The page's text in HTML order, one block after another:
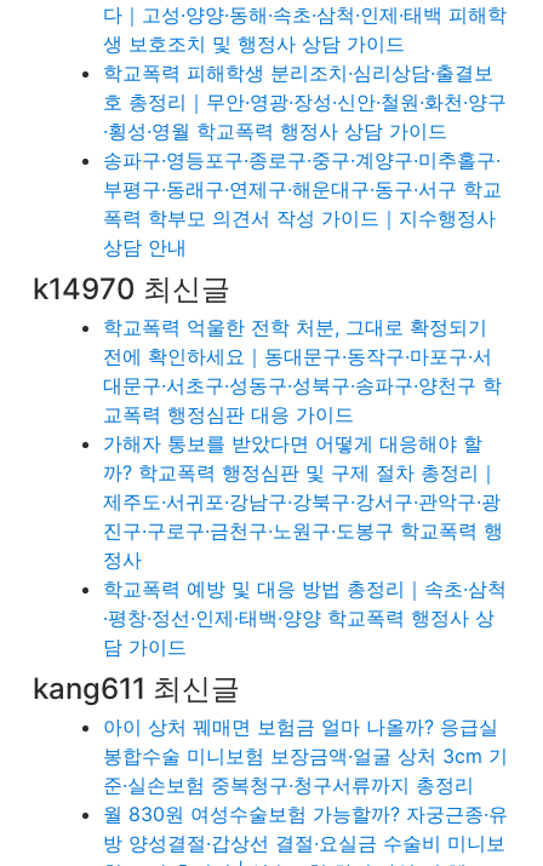
다｜고성·양양·동해·속초·삼척·인제·태백 피해학
생 보호조치 및 행정사 상담 가이드
학교폭력 피해학생 분리조치·심리상담·출결보
호 총정리｜무안·영광·장성·신안·철원·화천·양구
·횡성·영월 학교폭력 행정사 상담 가이드
송파구·영등포구·종로구·중구·계양구·미추홀구·
부평구·동래구·연제구·해운대구·동구·서구 학교
폭력 학부모 의견서 작성 가이드｜지수행정사
상담 안내
k14970 최신글
학교폭력 억울한 전학 처분, 그대로 확정되기
전에 확인하세요｜동대문구·동작구·마포구·서
대문구·서초구·성동구·성북구·송파구·양천구 학
교폭력 행정심판 대응 가이드
가해자 통보를 받았다면 어떻게 대응해야 할
까? 학교폭력 행정심판 및 구제 절차 총정리｜
제주도·서귀포·강남구·강북구·강서구·관악구·광
진구·구로구·금천구·노원구·도봉구 학교폭력 행
정사
학교폭력 예방 및 대응 방법 총정리｜속초·삼척
·평창·정선·인제·태백·양양 학교폭력 행정사 상
담 가이드
kang611 최신글
아이 상처 꿰매면 보험금 얼마 나올까? 응급실
봉합수술 미니보험 보장금액·얼굴 상처 3cm 기
준·실손보험 중복청구·청구서류까지 총정리
월 830원 여성수술보험 가능할까? 자궁근종·유
방 양성결절·갑상선 결절·요실금 수술비 미니보